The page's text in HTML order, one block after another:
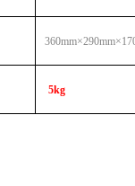
5kg